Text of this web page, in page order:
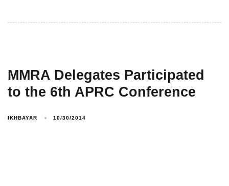
MMRA Delegates Participated
to the 6th APRC Conference
IKHBAYAR 10/30/2014